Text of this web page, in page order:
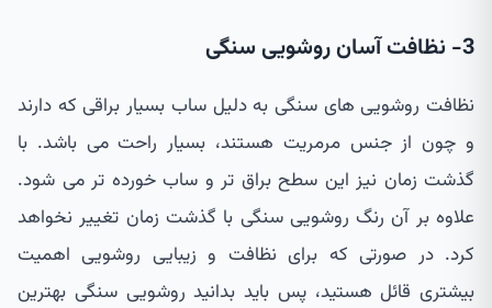
3- نظافت آسان روشویی سنگی
نظافت روشویی های سنگی به دلیل ساب بسیار براقی که دارند
و چون از جنس مرمریت هستند، بسیار راحت می باشد. با
گذشت زمان نیز این سطح براق تر و ساب خورده تر می شود.
علاوه بر آن رنگ روشویی سنگی با گذشت زمان تغییر نخواهد
کرد. در صورتی که برای نظافت و زیبایی روشویی اهمیت
بیشتری قائل هستید، پس باید بدانید روشویی سنگی بهترین